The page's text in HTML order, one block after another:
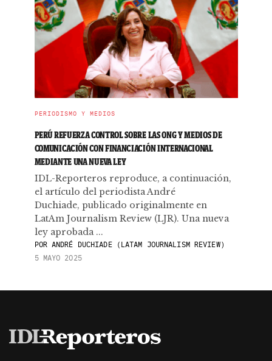
PERIODISMO Y MEDIOS
PERÚ REFUERZA CONTROL SOBRE LAS ONG Y MEDIOS DE
COMUNICACIÓN CON FINANCIACIÓN INTERNACIONAL
MEDIANTE UNA NUEVA LEY
IDL-Reporteros reproduce, a continuación,
el artículo del periodista André
Duchiade, publicado originalmente en
LatAm Journalism Review (LJR). Una nueva
ley aprobada ...
PORANDRÉ DUCHIADE (LATAM JOURNALISM REVIEW)
5 MAYO 2025